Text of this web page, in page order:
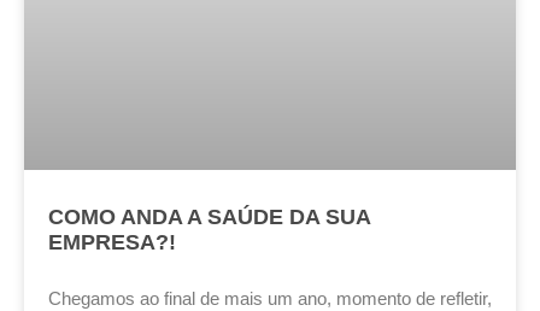
COMO ANDA A SAÚDE DA SUA
EMPRESA?!
Chegamos ao final de mais um ano, momento de refletir,